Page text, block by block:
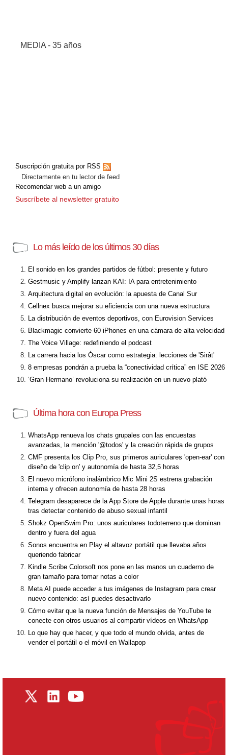
MEDIA - 35 años
Suscripción gratuita por RSS
Directamente en tu lector de feed
Recomendar web a un amigo
Suscríbete al newsletter gratuito
Lo más leído de los últimos 30 días
El sonido en los grandes partidos de fútbol: presente y futuro
Gestmusic y Amplify lanzan KAI: IA para entretenimiento
Arquitectura digital en evolución: la apuesta de Canal Sur
Cellnex busca mejorar su eficiencia con una nueva estructura
La distribución de eventos deportivos, con Eurovision Services
Blackmagic convierte 60 iPhones en una cámara de alta velocidad
The Voice Village: redefiniendo el podcast
La carrera hacia los Óscar como estrategia: lecciones de 'Sirât'
8 empresas pondrán a prueba la “conectividad crítica” en ISE 2026
‘Gran Hermano’ revoluciona su realización en un nuevo plató
Última hora con Europa Press
WhatsApp renueva los chats grupales con las encuestas
avanzadas, la mención '@todos' y la creación rápida de grupos
CMF presenta los Clip Pro, sus primeros auriculares 'open-ear' con
diseño de 'clip on' y autonomía de hasta 32,5 horas
El nuevo micrófono inalámbrico Mic Mini 2S estrena grabación
interna y ofrecen autonomía de hasta 28 horas
Telegram desaparece de la App Store de Apple durante unas horas
tras detectar contenido de abuso sexual infantil
Shokz OpenSwim Pro: unos auriculares todoterreno que dominan
dentro y fuera del agua
Sonos encuentra en Play el altavoz portátil que llevaba años
queriendo fabricar
Kindle Scribe Colorsoft nos pone en las manos un cuaderno de
gran tamaño para tomar notas a color
Meta AI puede acceder a tus imágenes de Instagram para crear
nuevo contenido: así puedes desactivarlo
Cómo evitar que la nueva función de Mensajes de YouTube te
conecte con otros usuarios al compartir vídeos en WhatsApp
Lo que hay que hacer, y que todo el mundo olvida, antes de
vender el portátil o el móvil en Wallapop